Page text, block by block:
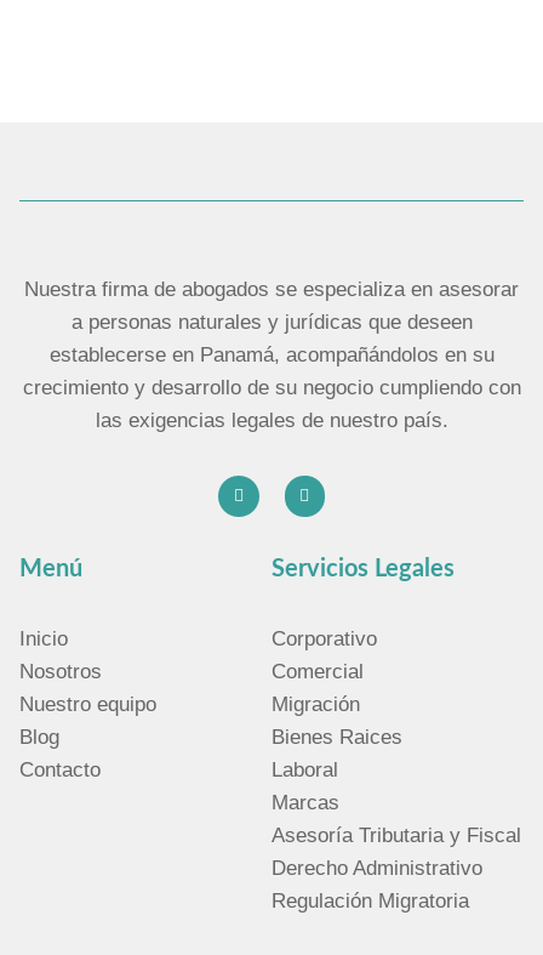
Nuestra firma de abogados se especializa en asesorar
a personas naturales y jurídicas que deseen
establecerse en Panamá, acompañándolos en su
crecimiento y desarrollo de su negocio cumpliendo con
las exigencias legales de nuestro país.
Menú
Inicio
Nosotros
Nuestro equipo
Blog
Contacto
Servicios Legales
Corporativo
Comercial
Migración
Bienes Raices
Laboral
Marcas
Asesoría Tributaria y Fiscal
Derecho Administrativo
Regulación Migratoria